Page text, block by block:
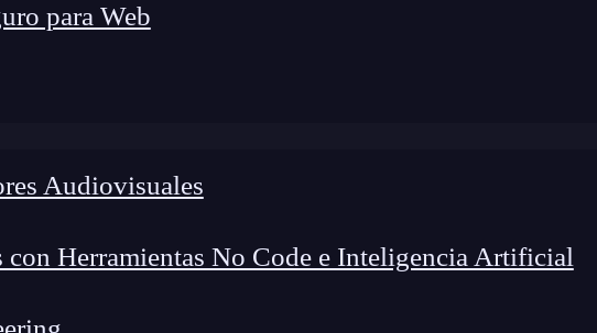
para Web
Audiovisuales
con Herramientas No Code e Inteligencia Artificial
digital, con foco en el desarrollo de talento y el análisis del sector